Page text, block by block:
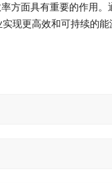
方面具有重要的作用
现更高效和可持续的能